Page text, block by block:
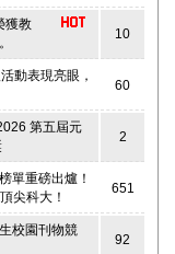
獲教
10
動表現亮眼，
60
第五屆元
2
單重磅出爐！
尖科大！
651
校園刊物競
92